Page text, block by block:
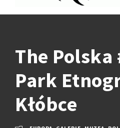
The Polska
Park
Kłóbce